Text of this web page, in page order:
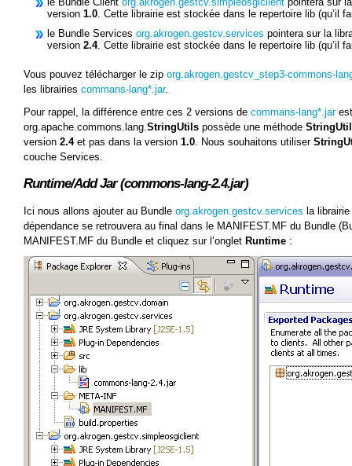
version 1.0. Cette librairie est stockée dans le repertoire lib (qu’il
le Bundle Services org.akrogen.gestcv.services pointera sur la
version 2.4. Cette librairie est stockée dans le repertoire lib (qu’il
Vous pouvez télécharger le zip org.akrogen.gestcv_step3-commons-
les librairies commans-lang*.jar.
Pour rappel, la différence entre ces 2 versions de commans-lang*.jarest
org.apache.commons.lang.StringUtils possède une méthode
version 2.4et pas dans la version 1.0. Nous souhaitons utiliser
couche Services.
Runtime/Add Jar (commons-lang-2.4.jar)
Ici nous allons ajouter au Bundle org.akrogen.gestcv.services la
dépendance se retrouvera au final dans le MANIFEST.MF du Bundle
MANIFEST.MF du Bundle et cliquez sur l’onglet Runtime :